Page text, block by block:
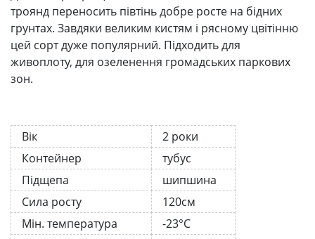
троянд переносить півтінь добре росте на бідних
грунтах. Завдяки великим кистям і рясному цвітінню
цей сорт дуже популярний. Підходить для
живоплоту, для озеленення громадських паркових
зон.
Вік
2 роки
Контейнер
тубус
Підщепа
шипшина
Сила росту
120см
Мін. температура
-23°C